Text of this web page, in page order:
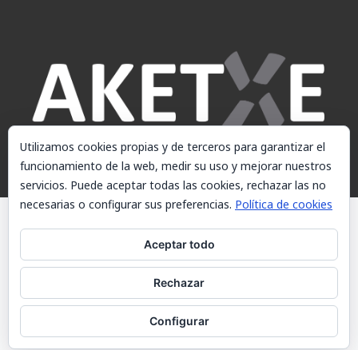
© AKETXE Consulting, S.L. - Este sitio web utiliza cookies, consulte
nuestra Política de cookies.
Política de cookies
Contacto
Utilizamos cookies propias y de terceros para garantizar el
funcionamiento de la web, medir su uso y mejorar nuestros
servicios. Puede aceptar todas las cookies, rechazar las no
necesarias o configurar sus preferencias. Política de cookies
Aceptar todo
Rechazar
Configurar